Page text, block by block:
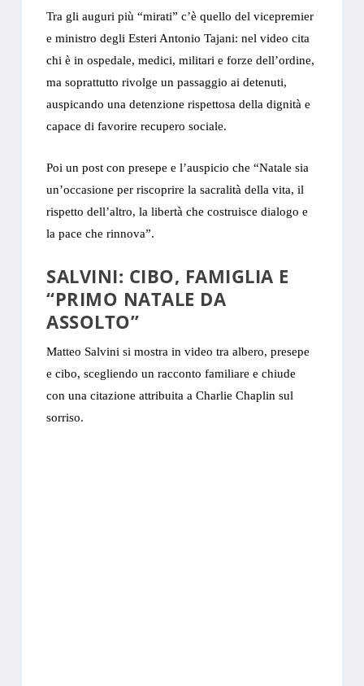
Tra gli auguri più “mirati” c’è quello del vicepremier
e ministro degli Esteri Antonio Tajani: nel video cita
chi è in ospedale, medici, militari e forze dell’ordine,
ma soprattutto rivolge un passaggio ai detenuti,
auspicando una detenzione rispettosa della dignità e
capace di favorire recupero sociale.
Poi un post con presepe e l’auspicio che “Natale sia
un’occasione per riscoprire la sacralità della vita, il
rispetto dell’altro, la libertà che costruisce dialogo e
la pace che rinnova”.
SALVINI: CIBO, FAMIGLIA E
“PRIMO NATALE DA
ASSOLTO”
Matteo Salvini si mostra in video tra albero, presepe
e cibo, scegliendo un racconto familiare e chiude
con una citazione attribuita a Charlie Chaplin sul
sorriso.